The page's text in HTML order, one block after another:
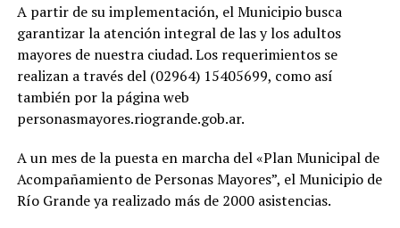
A partir de su implementación, el Municipio busca
garantizar la atención integral de las y los adultos
mayores de nuestra ciudad. Los requerimientos se
realizan a través del (02964) 15405699, como así
también por la página web
personasmayores.riogrande.gob.ar.
A un mes de la puesta en marcha del «Plan Municipal de
Acompañamiento de Personas Mayores”, el Municipio de
Río Grande ya realizado más de 2000 asistencias.